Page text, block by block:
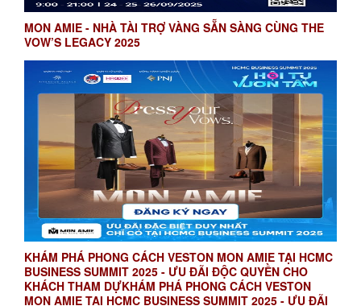
MON AMIE - NHÀ TÀI TRỢ VÀNG SẴN SÀNG CÙNG THE
VOW’S LEGACY 2025
KHÁM PHÁ PHONG CÁCH VESTON MON AMIE TẠI HCMC
BUSINESS SUMMIT 2025 - ƯU ĐÃI ĐỘC QUYỀN CHO
KHÁCH THAM DỰKHÁM PHÁ PHONG CÁCH VESTON
MON AMIE TẠI HCMC BUSINESS SUMMIT 2025 - ƯU ĐÃI